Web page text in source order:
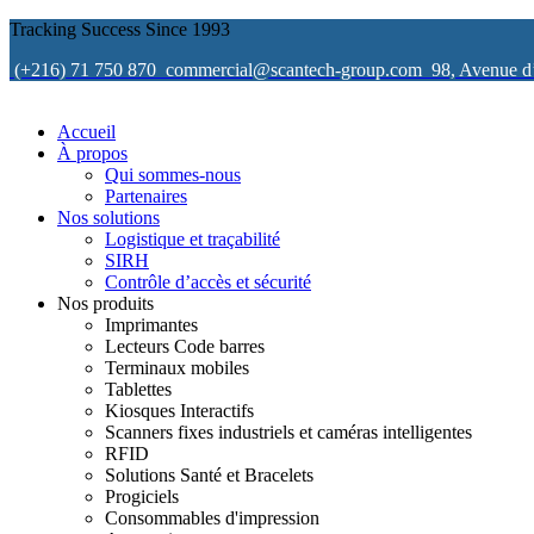
Tracking Success Since 1993
(+216) 71 750 870 commercial@scantech-group.com 98, Avenue
Accueil
À propos
Qui sommes-nous
Partenaires
Nos solutions
Logistique et traçabilité
SIRH
Contrôle d’accès et sécurité
Nos produits
Imprimantes
Lecteurs Code barres
Terminaux mobiles
Tablettes
Kiosques Interactifs
Scanners fixes industriels et caméras intelligentes
RFID
Solutions Santé et Bracelets
Progiciels
Consommables d'impression